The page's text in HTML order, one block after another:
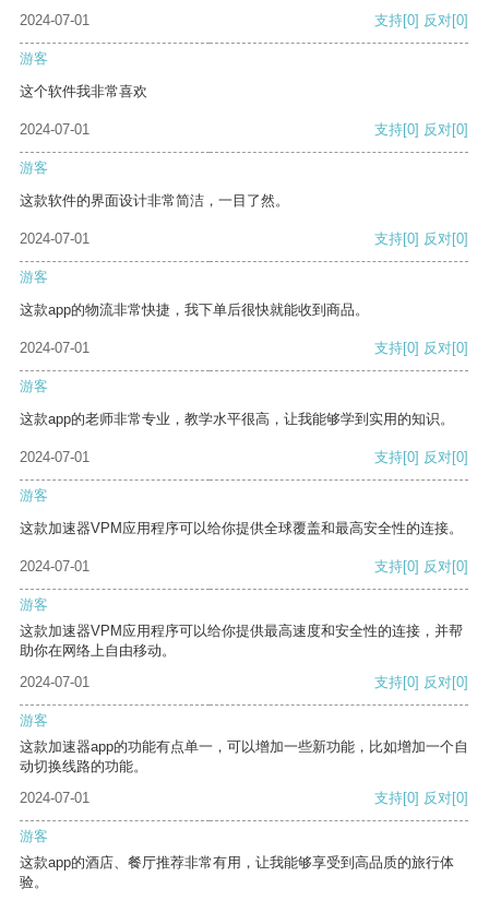
2024-07-01 支持[0] 反对[0]
游客
这个软件我非常喜欢
2024-07-01 支持[0] 反对[0]
游客
这款软件的界面设计非常简洁，一目了然。
2024-07-01 支持[0] 反对[0]
游客
这款app的物流非常快捷，我下单后很快就能收到商品。
2024-07-01 支持[0] 反对[0]
游客
这款app的老师非常专业，教学水平很高，让我能够学到实用的知识。
2024-07-01 支持[0] 反对[0]
游客
这款加速器VPM应用程序可以给你提供全球覆盖和最高安全性的连接。
2024-07-01 支持[0] 反对[0]
游客
这款加速器VPM应用程序可以给你提供最高速度和安全性的连接，并帮
助你在网络上自由移动。
2024-07-01
支持[0] 反对[0]
游客
这款加速器app的功能有点单一，可以增加一些新功能，比如增加一个自
动切换线路的功能。
2024-07-01
支持[0] 反对[0]
游客
这款app的酒店、餐厅推荐非常有用，让我能够享受到高品质的旅行体
验。